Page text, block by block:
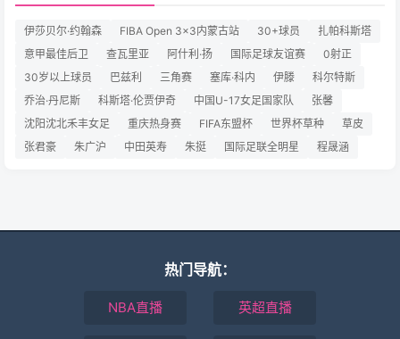
伊莎贝尔·约翰森 FIBA Open 3x3内蒙古站 30+球员
扎帕科斯塔
意甲最佳后卫
查瓦里亚 阿什利·扬 国际足球友谊赛
0射正
30岁以上球员
巴兹利 三角赛 塞库·科内 伊滕
科尔特斯
乔治·丹尼斯
科斯塔·伦贾伊奇 中国U-17女足国家队
张馨
沈阳沈北禾丰女足
重庆热身赛 FIFA东盟杯 世界杯草种
草皮
张君豪
朱广沪 中田英寿 朱挺 国际足联全明星 程晟涵
热门导航：
NBA直播 英超直播